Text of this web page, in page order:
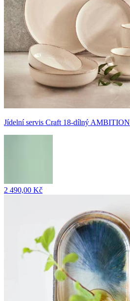
Jídelní servis Craft 18-dílný AMBITION
2 490,00 Kč